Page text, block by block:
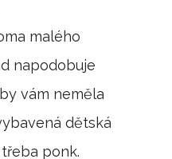
malého
napodobuje
vám neměla
dětská
ponk.